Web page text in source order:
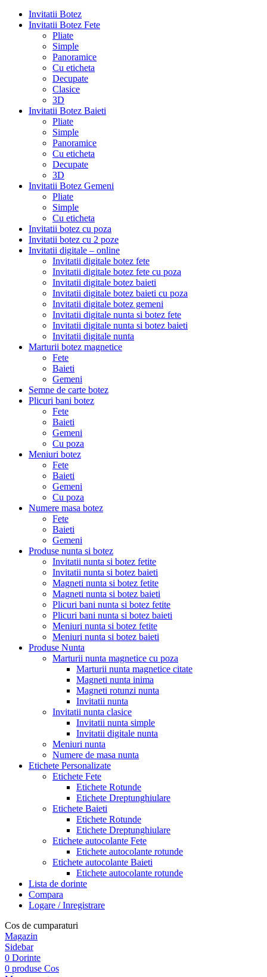
Invitatii Botez
Invitatii Botez Fete
Pliate
Simple
Panoramice
Cu eticheta
Decupate
Clasice
3D
Invitatii Botez Baieti
Pliate
Simple
Panoramice
Cu eticheta
Decupate
3D
Invitatii Botez Gemeni
Pliate
Simple
Cu eticheta
Invitatii botez cu poza
Invitatii botez cu 2 poze
Invitatii digitale – online
Invitatii digitale botez fete
Invitatii digitale botez fete cu poza
Invitatii digitale botez baieti
Invitatii digitale botez baieti cu poza
Invitatii digitale botez gemeni
Invitatii digitale nunta si botez fete
Invitatii digitale nunta si botez baieti
Invitatii digitale nunta
Marturii botez magnetice
Fete
Baieti
Gemeni
Semne de carte botez
Plicuri bani botez
Fete
Baieti
Gemeni
Cu poza
Meniuri botez
Fete
Baieti
Gemeni
Cu poza
Numere masa botez
Fete
Baieti
Gemeni
Produse nunta si botez
Invitatii nunta si botez fetite
Invitatii nunta si botez baieti
Magneti nunta si botez fetite
Magneti nunta si botez baieti
Plicuri bani nunta si botez fetite
Plicuri bani nunta si botez baieti
Meniuri nunta si botez fetite
Meniuri nunta si botez baieti
Produse Nunta
Marturii nunta magnetice cu poza
Marturii nunta magnetice citate
Magneti nunta inima
Magneti rotunzi nunta
Invitatii nunta
Invitatii nunta clasice
Invitatii nunta simple
Invitatii digitale nunta
Meniuri nunta
Numere de masa nunta
Etichete Personalizate
Etichete Fete
Etichete Rotunde
Etichete Dreptunghiulare
Etichete Baieti
Etichete Rotunde
Etichete Dreptunghiulare
Etichete autocolante Fete
Etichete autocolante rotunde
Etichete autocolante Baieti
Etichete autocolante rotunde
Lista de dorinte
Compara
Logare / Inregistrare
Cos de cumparaturi
Magazin
Sidebar
0 Dorinte
0 produse Cos